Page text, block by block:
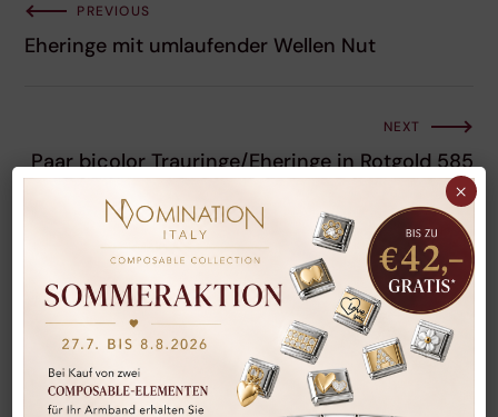
PREVIOUS
Eheringe mit umlaufender Wellen Nut
NEXT
Paar bicolor Trauringe/Eheringe in Rotgold 585
Weißgold 585
Related сases
×